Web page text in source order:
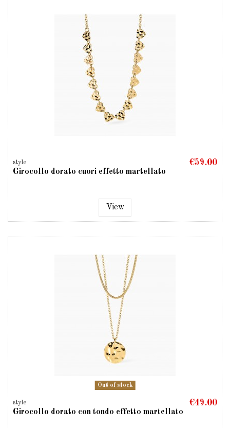
style
Girocollo dorato cuori effetto martellato
€59.00
View
Out of stock
style
Girocollo dorato con tondo effetto martellato
€49.00